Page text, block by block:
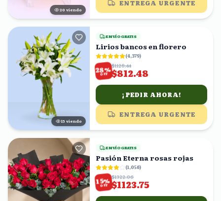
19 viendo
ENTREGA URGENTE
14 viendo
ENVÍO GRATIS
Lirios bancos en florero
(4,379)
28%
OFF
$1128.44
$812.48
¡PEDIR AHORA!
ENTREGA URGENTE
ENVÍO GRATIS
Pasión Eterna rosas rojas
(1,056)
15%
OFF
$1322.06
$1123.75